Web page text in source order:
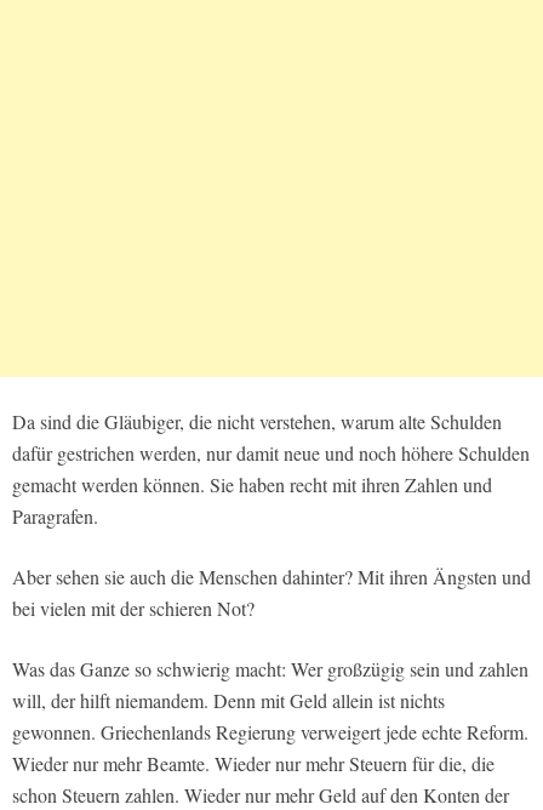
Da sind die Gläubiger, die nicht verstehen, warum alte Schulden
dafür gestrichen werden, nur damit neue und noch höhere Schulden
gemacht werden können. Sie haben recht mit ihren Zahlen und
Paragrafen.
Aber sehen sie auch die Menschen dahinter? Mit ihren Ängsten und
bei vielen mit der schieren Not?
Was das Ganze so schwierig macht: Wer großzügig sein und zahlen
will, der hilft niemandem. Denn mit Geld allein ist nichts
gewonnen. Griechenlands Regierung verweigert jede echte Reform.
Wieder nur mehr Beamte. Wieder nur mehr Steuern für die, die
schon Steuern zahlen. Wieder nur mehr Geld auf den Konten der